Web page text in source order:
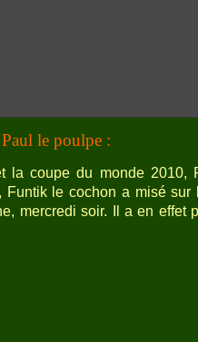
le poulpe :
la coupe du monde 2010,
Funtik le cochon a misé
mercredi soir. Il a en effet